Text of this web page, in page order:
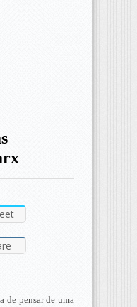
de pensar de uma